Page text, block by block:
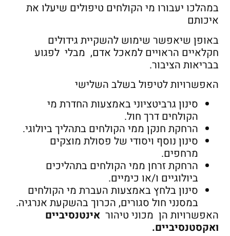
במהלכו יעבורו מי הקולחים טיפולים שיעלו את
איכותם
באופן שיאפשר שימוש להשקיית גידולים
חקלאיים הראויים למאכל אדם, מבלי לפגוע
בבריאות הציבור.
האפשרויות לטיפול בשלב השלישי
סינון גרביטציוני באמצעות החדרת מי
הקולחים דרך חול.
הרחקת חנקן ממי הקולחים בתהליך ביולוגי.
סינון נוסף ויסודי של פסולת מוצקים
מרחפים.
הרחקת זרחן ממי הקולחים בתהליכים
ביולוגיים ו/או כימיים.
סינון בלחץ באמצעות העברת מי הקולחים
במסנני חול סגורים, הכרוך בהשקעת אנרגיה.
האפשרויות הן מכוני טיהור אינטנסיביים
ואקסטנסיביים.